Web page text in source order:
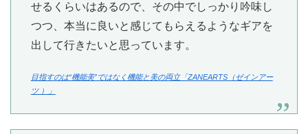
せるくらいはあるので、その中でしっかり吟味し
つつ、本当に良いと感じてもらえるようなギアを
出して行きたいと思っています。
目指すのは“機能美”ではなく機能と美の両立「ZANEARTS（ゼインアー
ツ ）」